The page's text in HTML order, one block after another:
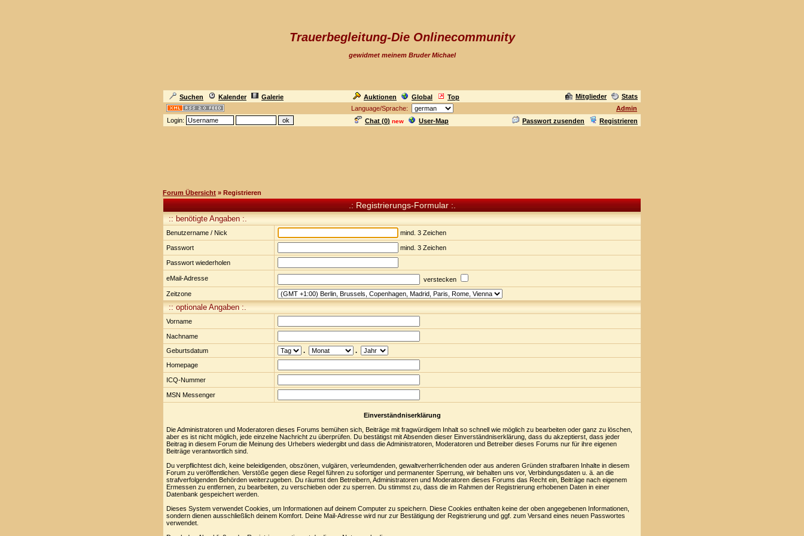
Trauerbegleitung-Die Onlinecommunity
gewidmet meinem Bruder Michael
Suchen Kalender Galerie Auktionen Global Top Mitglieder
Stats
Language/Sprache:
Admin
Login:
Chat (0) new User-Map Passwort zusenden Registrieren
Forum Übersicht » Registrieren
.: Registrierungs-Formular :.
:: benötigte Angaben :.
Benutzername / Nick mind. 3 Zeichen
Passwort mind. 3 Zeichen
Passwort wiederholen
eMail-Adresse
verstecken
Zeitzone
:: optionale Angaben :.
Vorname
Nachname
Geburtsdatum
.
.
Homepage
ICQ-Nummer
MSN Messenger
Einverständniserklärung
Die Administratoren und Moderatoren dieses Forums bemühen sich, Beiträge mit fragwürdigem Inhalt so schnell wie möglich zu bearbeiten oder ganz zu löschen,
aber es ist nicht möglich, jede einzelne Nachricht zu überprüfen. Du bestätigst mit Absenden dieser Einverständniserklärung, dass du akzeptierst, dass jeder
Beitrag in diesem Forum die Meinung des Urhebers wiedergibt und dass die Administratoren, Moderatoren und Betreiber dieses Forums nur für ihre eigenen
Beiträge verantwortlich sind.
Du verpflichtest dich, keine beleidigenden, obszönen, vulgären, verleumdenden, gewaltverherrlichenden oder aus anderen Gründen strafbaren Inhalte in diesem
Forum zu veröffentlichen. Verstöße gegen diese Regel führen zu sofortiger und permanenter Sperrung, wir behalten uns vor, Verbindungsdaten u. ä. an die
strafverfolgenden Behörden weiterzugeben. Du räumst den Betreibern, Administratoren und Moderatoren dieses Forums das Recht ein, Beiträge nach eigenem
Ermessen zu entfernen, zu bearbeiten, zu verschieben oder zu sperren. Du stimmst zu, dass die im Rahmen der Registrierung erhobenen Daten in einer
Datenbank gespeichert werden.
Dieses System verwendet Cookies, um Informationen auf deinem Computer zu speichern. Diese Cookies enthalten keine der oben angegebenen Informationen,
sondern dienen ausschließlich deinem Komfort. Deine Mail-Adresse wird nur zur Bestätigung der Registrierung und ggf. zum Versand eines neuen Passwortes
verwendet.